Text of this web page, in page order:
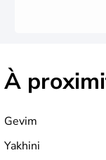
À
Gevim
Yakhini